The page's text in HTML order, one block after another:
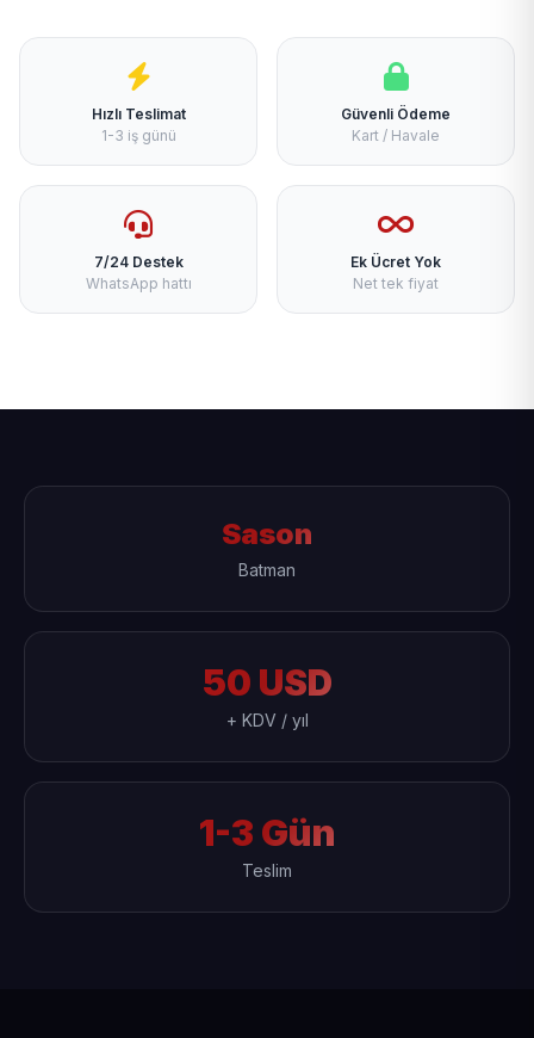
Hızlı Teslimat
1-3 iş günü
Güvenli Ödeme
Kart / Havale
7/24 Destek
WhatsApp hattı
Ek Ücret Yok
Net tek fiyat
Sason
Batman
50 USD
+ KDV / yıl
1-3 Gün
Teslim